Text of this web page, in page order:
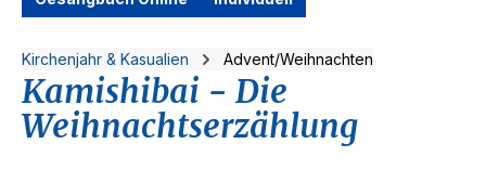
Kirchenjahr & Kasualien Advent/Weihnachten
Kamishibai - Die
Weihnachtserzählung